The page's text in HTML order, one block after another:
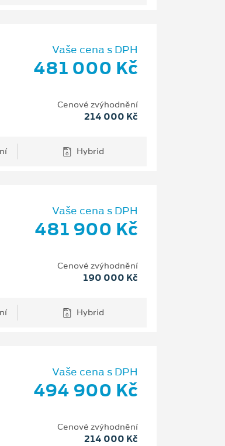
Vaše cena s DPH
481 000 Kč
Cenové zvýhodnění
214 000 Kč
Hybrid
Vaše cena s DPH
481 900 Kč
Cenové zvýhodnění
190 000 Kč
Hybrid
Vaše cena s DPH
494 900 Kč
Cenové zvýhodnění
214 000 Kč